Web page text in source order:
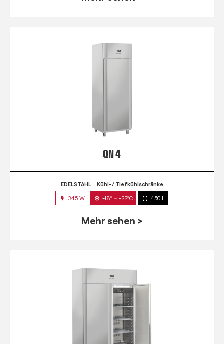
QN 4
EDELSTAHL Kühl-/ Tiefkühlschränke
345 W -18° ~ -22°C 450 L
Mehr sehen >